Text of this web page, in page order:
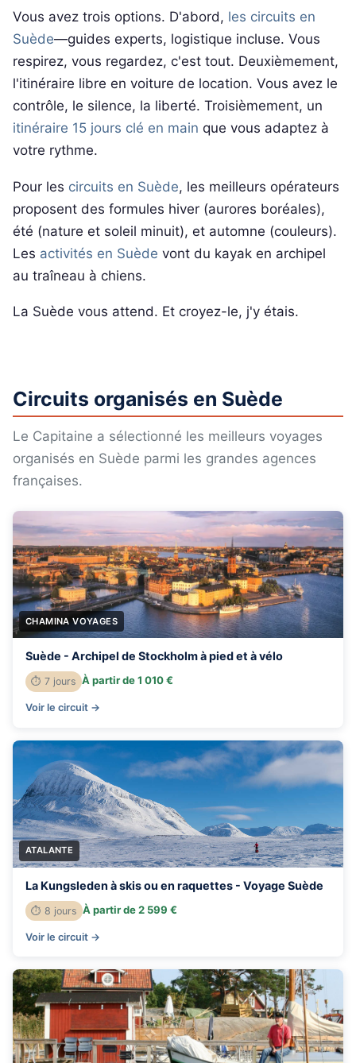
Vous avez trois options. D'abord, les circuits en
Suède—guides experts, logistique incluse. Vous
respirez, vous regardez, c'est tout. Deuxièmement,
l'itinéraire libre en voiture de location. Vous avez le
contrôle, le silence, la liberté. Troisièmement, un
itinéraire 15 jours clé en main que vous adaptez à
votre rythme.
Pour les circuits en Suède, les meilleurs opérateurs
proposent des formules hiver (aurores boréales),
été (nature et soleil minuit), et automne (couleurs).
Les activités en Suède vont du kayak en archipel
au traîneau à chiens.
La Suède vous attend. Et croyez-le, j'y étais.
Circuits organisés en Suède
Le Capitaine a sélectionné les meilleurs voyages
organisés en Suède parmi les grandes agences
françaises.
CHAMINA VOYAGES
Suède - Archipel de Stockholm à pied et à vélo
⏱ 7 jours À partir de 1 010 €
Voir le circuit →
ATALANTE
La Kungsleden à skis ou en raquettes - Voyage Suède
⏱ 8 jours À partir de 2 599 €
Voir le circuit →